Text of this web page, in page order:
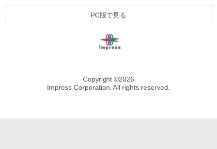
PC版で見る
Copyright ©2026
Impress Corporation. All rights reserved.